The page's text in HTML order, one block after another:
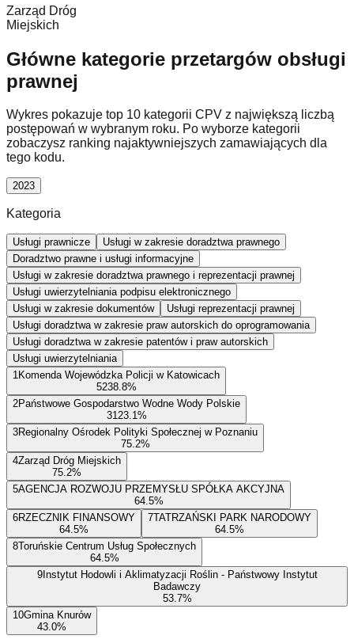
Zarząd Dróg
Miejskich
Główne kategorie przetargów obsługi
prawnej
Wykres pokazuje top 10 kategorii CPV z największą liczbą
postępowań w wybranym roku. Po wyborze kategorii
zobaczysz ranking najaktywniejszych zamawiających dla
tego kodu.
2023
Kategoria
Usługi prawnicze
Usługi w zakresie doradztwa prawnego
Doradztwo prawne i usługi informacyjne
Usługi w zakresie doradztwa prawnego i reprezentacji prawnej
Usługi uwierzytelniania podpisu elektronicznego
Usługi w zakresie dokumentów
Usługi reprezentacji prawnej
Usługi doradztwa w zakresie praw autorskich do oprogramowania
Usługi doradztwa w zakresie patentów i praw autorskich
Usługi uwierzytelniania
1Komenda Wojewódzka Policji w Katowicach
5238.8%
2Państwowe Gospodarstwo Wodne Wody Polskie
3123.1%
3Regionalny Ośrodek Polityki Społecznej w Poznaniu
75.2%
4Zarząd Dróg Miejskich
75.2%
5AGENCJA ROZWOJU PRZEMYSŁU SPÓŁKA AKCYJNA
64.5%
6RZECZNIK FINANSOWY
64.5%
7TATRZAŃSKI PARK NARODOWY
64.5%
8Toruńskie Centrum Usług Społecznych
64.5%
9Instytut Hodowli i Aklimatyzacji Roślin - Państwowy Instytut
Badawczy
53.7%
10Gmina Knurów
43.0%